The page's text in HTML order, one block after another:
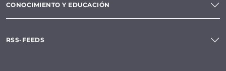
CONOCIMIENTO Y EDUCACIÓN
RSS-FEEDS